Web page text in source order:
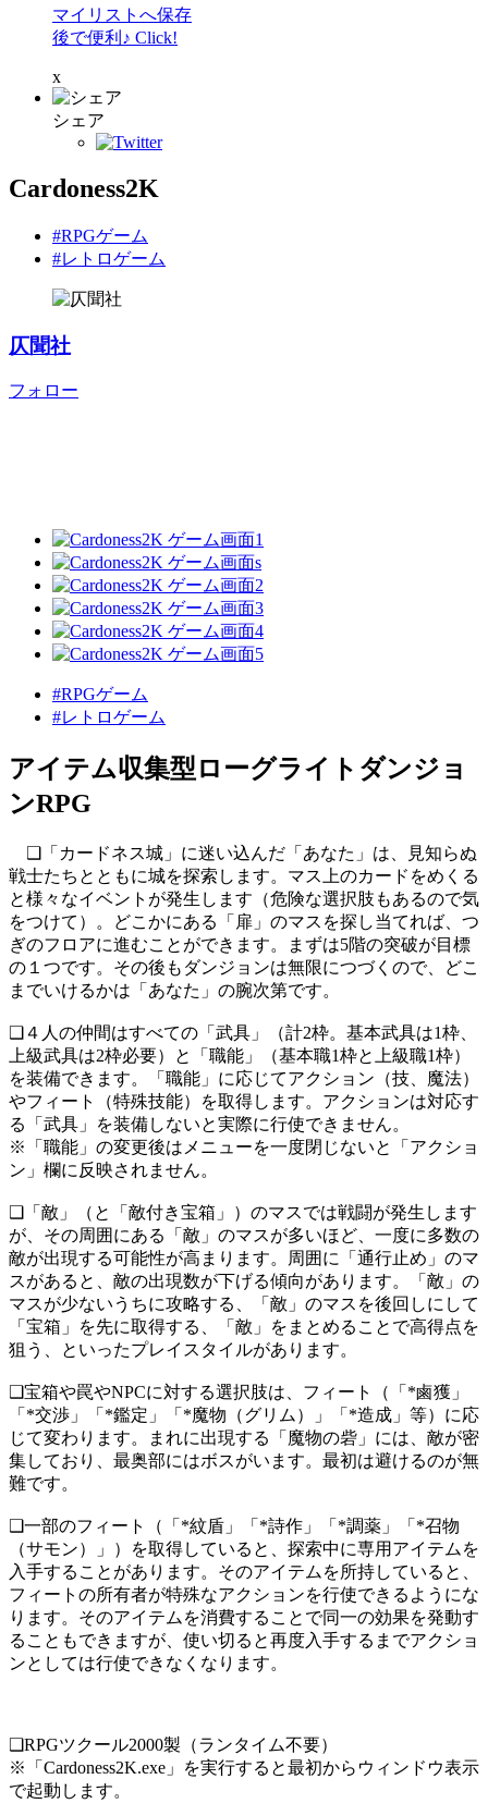
マイリストへ保存
後で便利♪ Click!
x
シェア
Cardoness2K
#RPGゲーム
#レトロゲーム
仄聞社
フォロー
#RPGゲーム
#レトロゲーム
アイテム収集型ローグライトダンジョ
ンRPG
❑「カードネス城」に迷い込んだ「あなた」は、見知らぬ
戦士たちとともに城を探索します。マス上のカードをめくる
と様々なイベントが発生します（危険な選択肢もあるので気
をつけて）。どこかにある「扉」のマスを探し当てれば、つ
ぎのフロアに進むことができます。まずは5階の突破が目標
の１つです。その後もダンジョンは無限につづくので、どこ
までいけるかは「あなた」の腕次第です。
❑４人の仲間はすべての「武具」（計2枠。基本武具は1枠、
上級武具は2枠必要）と「職能」（基本職1枠と上級職1枠）
を装備できます。「職能」に応じてアクション（技、魔法）
やフィート（特殊技能）を取得します。アクションは対応す
る「武具」を装備しないと実際に行使できません。
※「職能」の変更後はメニューを一度閉じないと「アクショ
ン」欄に反映されません。
❑「敵」（と「敵付き宝箱」）のマスでは戦闘が発生します
が、その周囲にある「敵」のマスが多いほど、一度に多数の
敵が出現する可能性が高まります。周囲に「通行止め」のマ
スがあると、敵の出現数が下げる傾向があります。「敵」の
マスが少ないうちに攻略する、「敵」のマスを後回しにして
「宝箱」を先に取得する、「敵」をまとめることで高得点を
狙う、といったプレイスタイルがあります。
❑宝箱や罠やNPCに対する選択肢は、フィート（「*鹵獲」
「*交渉」「*鑑定」「*魔物（グリム）」「*造成」等）に応
じて変わります。まれに出現する「魔物の砦」には、敵が密
集しており、最奥部にはボスがいます。最初は避けるのが無
難です。
❑一部のフィート（「*紋盾」「*詩作」「*調薬」「*召物
（サモン）」）を取得していると、探索中に専用アイテムを
入手することがあります。そのアイテムを所持していると、
フィートの所有者が特殊なアクションを行使できるようにな
ります。そのアイテムを消費することで同一の効果を発動す
ることもできますが、使い切ると再度入手するまでアクショ
ンとしては行使できなくなります。
❑RPGツクール2000製（ランタイム不要）
※「Cardoness2K.exe」を実行すると最初からウィンドウ表示
で起動します。